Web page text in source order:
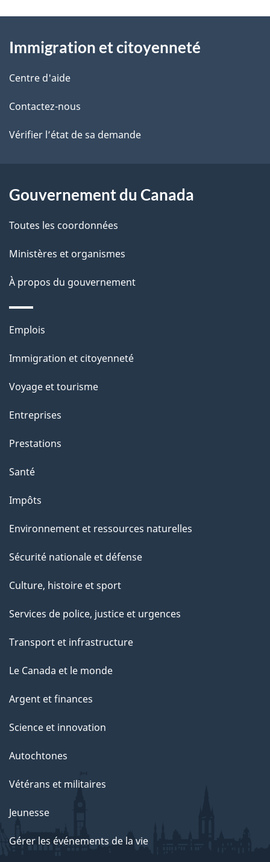
l
s
l
a
a
g
e
t
e
t
a
t
i
n
s
r
c
t
t
a
e
propos
de
ce
site
Immigration et citoyenneté
Centre d'aide
Contactez-nous
Vérifier l’état de sa demande
Gouvernement du Canada
Toutes les coordonnées
Ministères et organismes
À propos du gouvernement
Thèmes
sujets
Emplois
Immigration et citoyenneté
Voyage et tourisme
Entreprises
Prestations
Santé
Impôts
Environnement et ressources naturelles
Sécurité nationale et défense
Culture, histoire et sport
Services de police, justice et urgences
Transport et infrastructure
Le Canada et le monde
Argent et finances
Science et innovation
Autochtones
Vétérans et militaires
Jeunesse
Gérer les événements de la vie